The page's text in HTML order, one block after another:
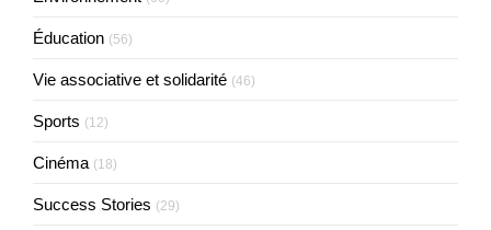
Éducation (56)
Vie associative et solidarité (46)
Sports (12)
Cinéma (18)
Success Stories (29)